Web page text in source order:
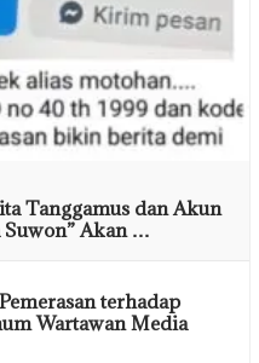
Tanggamus dan Akun
Suwon” Akan …
terhadap
Wartawan Media